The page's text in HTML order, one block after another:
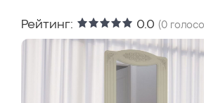
Рейтинг: 0.0 (0